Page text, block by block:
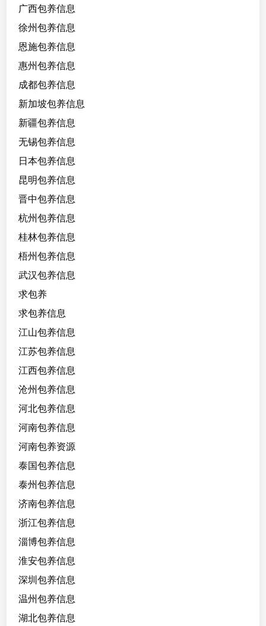
广西包养信息
徐州包养信息
恩施包养信息
惠州包养信息
成都包养信息
新加坡包养信息
新疆包养信息
无锡包养信息
日本包养信息
昆明包养信息
晋中包养信息
杭州包养信息
桂林包养信息
梧州包养信息
武汉包养信息
求包养
求包养信息
江山包养信息
江苏包养信息
江西包养信息
沧州包养信息
河北包养信息
河南包养信息
河南包养资源
泰国包养信息
泰州包养信息
济南包养信息
浙江包养信息
淄博包养信息
淮安包养信息
深圳包养信息
温州包养信息
湖北包养信息